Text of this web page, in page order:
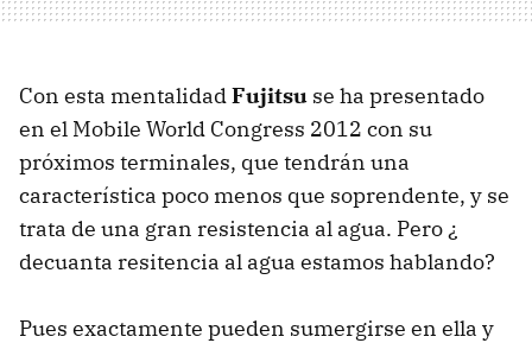
Con esta mentalidadFujitsu se ha presentado
en el Mobile World Congress 2012 con su
próximos terminales, que tendrán una
característica poco menos que soprendente, y se
trata de una gran resistencia al agua. Pero ¿
decuanta resitencia al agua estamos hablando?
Pues exactamente pueden sumergirse en ella y